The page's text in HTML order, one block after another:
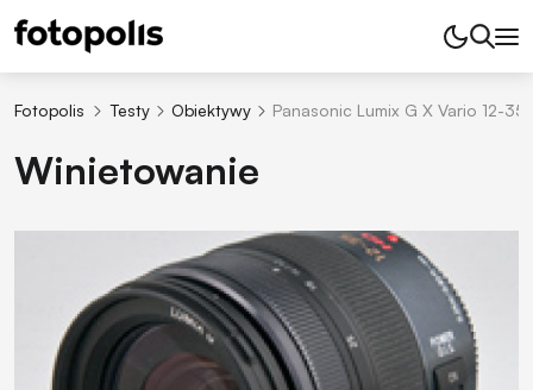
Fotopolis Testy Obiektywy Panasonic Lumix G X Vario 12-
Winietowanie